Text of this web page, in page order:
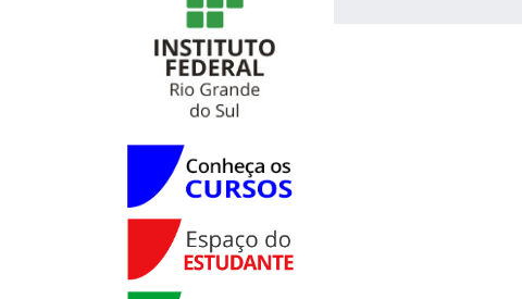
Conheça os Cursos
Espaço do Estudante